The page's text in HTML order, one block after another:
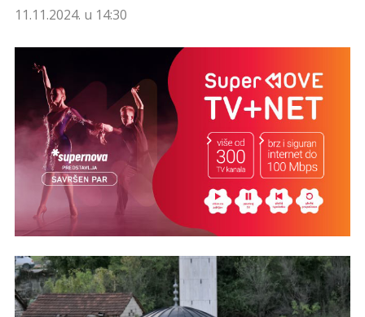
11.11.2024. u 14:30